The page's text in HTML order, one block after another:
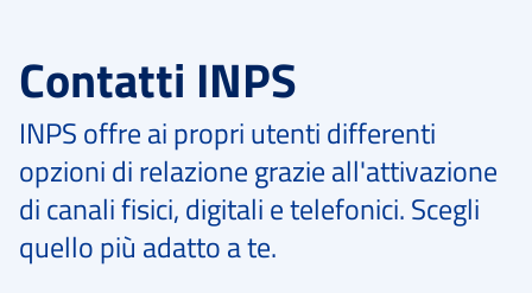
Contatti INPS
INPS offre ai propri utenti differenti
opzioni di relazione grazie all'attivazione
di canali fisici, digitali e telefonici. Scegli
quello più adatto a te.